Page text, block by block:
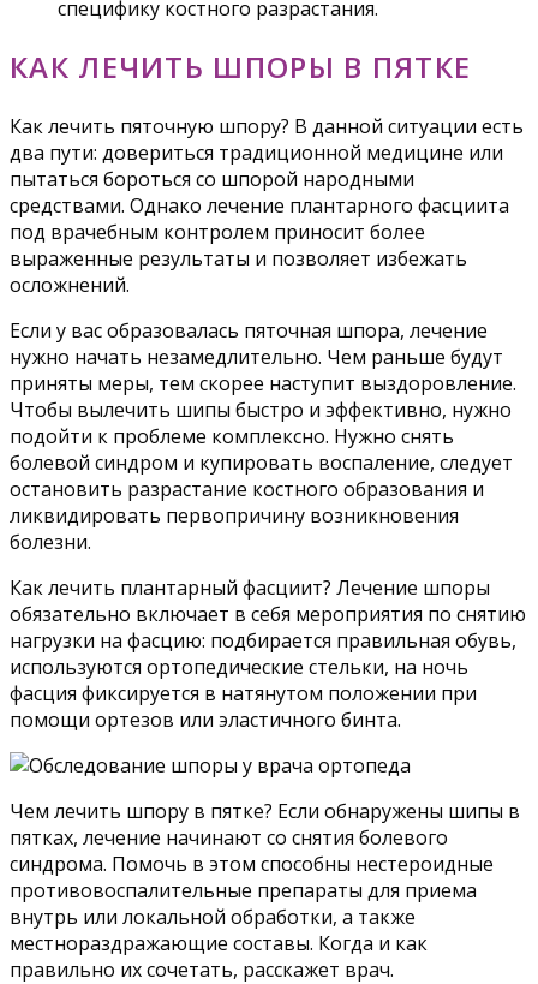
специфику костного разрастания.
КАК ЛЕЧИТЬ ШПОРЫ В ПЯТКЕ
Как лечить пяточную шпору? В данной ситуации есть
два пути: довериться традиционной медицине или
пытаться бороться со шпорой народными
средствами. Однако лечение плантарного фасциита
под врачебным контролем приносит более
выраженные результаты и позволяет избежать
осложнений.
Если у вас образовалась пяточная шпора, лечение
нужно начать незамедлительно. Чем раньше будут
приняты меры, тем скорее наступит выздоровление.
Чтобы вылечить шипы быстро и эффективно, нужно
подойти к проблеме комплексно. Нужно снять
болевой синдром и купировать воспаление, следует
остановить разрастание костного образования и
ликвидировать первопричину возникновения
болезни.
Как лечить плантарный фасциит? Лечение шпоры
обязательно включает в себя мероприятия по снятию
нагрузки на фасцию: подбирается правильная обувь,
используются ортопедические стельки, на ночь
фасция фиксируется в натянутом положении при
помощи ортезов или эластичного бинта.
Чем лечить шпору в пятке? Если обнаружены шипы в
пятках, лечение начинают со снятия болевого
синдрома. Помочь в этом способны нестероидные
противовоспалительные препараты для приема
внутрь или локальной обработки, а также
местнораздражающие составы. Когда и как
правильно их сочетать, расскажет врач.